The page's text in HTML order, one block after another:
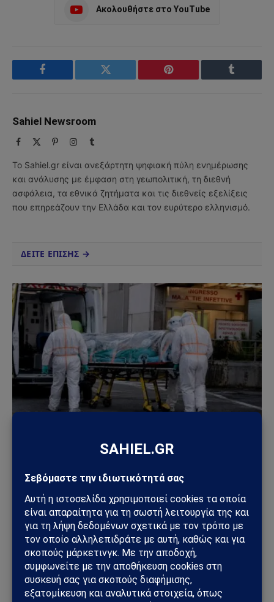
Ακολουθήστε στο YouTube
Facebook Twitter Pinterest Tumblr
Sahiel Newsroom
Facebook PinterestInstagram
Tumblr
Το Sahiel.gr είναι ανεξάρτητη ψηφιακή πύλη ενημέρωσης
και ανάλυσης με έμφαση στη γεωπολιτική, τη διεθνή
ασφάλεια, τα εθνικά ζητήματα και τις διεθνείς εξελίξεις
που επηρεάζουν την Ελλάδα και τον ευρύτερο ελληνισμό.
ΔΕΙΤΕ ΕΠΙΣΗΣ →
Συναγερμός στην Ιταλία για πιθανό κρούσμα
στο Κονγκό
01/06/2026